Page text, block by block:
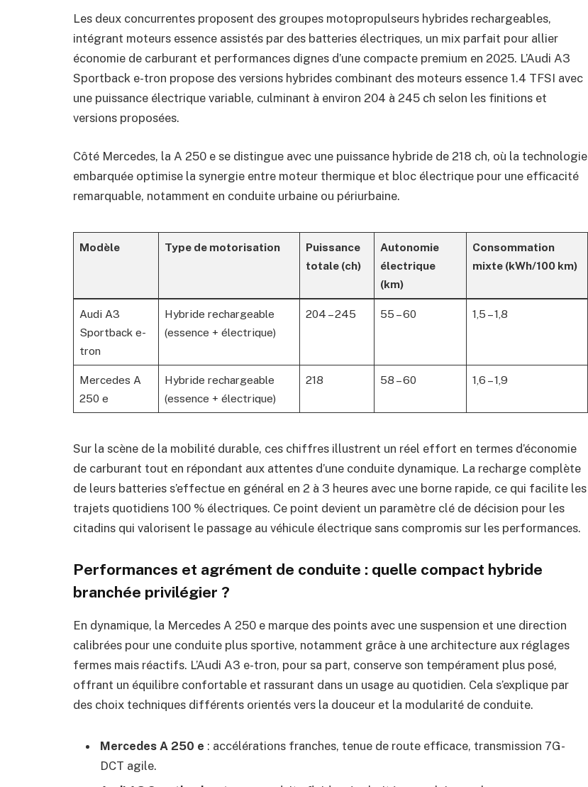
Les deux concurrentes proposent des groupes motopropulseurs hybrides rechargeables,
intégrant moteurs essence assistés par des batteries électriques, un mix parfait pour allier
économie de carburant et performances dignes d’une compacte premium en 2025. L’Audi A3
Sportback e-tron propose des versions hybrides combinant des moteurs essence 1.4 TFSI avec
une puissance électrique variable, culminant à environ 204 à 245 ch selon les finitions et
versions proposées.
Côté Mercedes, la A 250 e se distingue avec une puissance hybride de 218 ch, où la technologie
embarquée optimise la synergie entre moteur thermique et bloc électrique pour une efficacité
remarquable, notamment en conduite urbaine ou périurbaine.
Modèle Type de motorisation
Puissance
totale (ch)
Autonomie
électrique
(km)
Consommation
mixte (kWh/100 km)
Audi A3
Sportback e-
tron
Hybride rechargeable
(essence + électrique)
204 – 245 55 – 60 1,5 – 1,8
Mercedes A
250 e
Hybride rechargeable
(essence + électrique)
218 58 – 60 1,6 – 1,9
Sur la scène de la mobilité durable, ces chiffres illustrent un réel effort en termes d’économie
de carburant tout en répondant aux attentes d’une conduite dynamique. La recharge complète
de leurs batteries s’effectue en général en 2 à 3 heures avec une borne rapide, ce qui facilite les
trajets quotidiens 100 % électriques. Ce point devient un paramètre clé de décision pour les
citadins qui valorisent le passage au véhicule électrique sans compromis sur les performances.
Performances et agrément de conduite : quelle compact hybride
branchée privilégier ?
En dynamique, la Mercedes A 250 e marque des points avec une suspension et une direction
calibrées pour une conduite plus sportive, notamment grâce à une architecture aux réglages
fermes mais réactifs. L’Audi A3 e-tron, pour sa part, conserve son tempérament plus posé,
offrant un équilibre confortable et rassurant dans un usage au quotidien. Cela s’explique par
des choix techniques différents orientés vers la douceur et la modularité de conduite.
Mercedes A 250 e : accélérations franches, tenue de route efficace, transmission 7G-
DCT agile.